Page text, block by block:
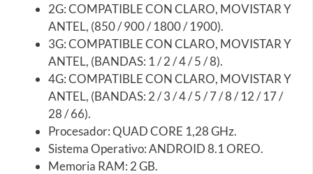
2G: COMPATIBLE CON CLARO, MOVISTAR Y
ANTEL, (850 / 900 / 1800 / 1900).
3G: COMPATIBLE CON CLARO, MOVISTAR Y
ANTEL, (BANDAS: 1 / 2 / 4 / 5 / 8).
4G: COMPATIBLE CON CLARO, MOVISTAR Y
ANTEL, (BANDAS: 2 / 3 / 4 / 5 / 7 / 8 / 12 / 17 /
28 / 66).
Procesador: QUAD CORE 1,28 GHz.
Sistema Operativo: ANDROID 8.1 OREO.
Memoria RAM: 2 GB.